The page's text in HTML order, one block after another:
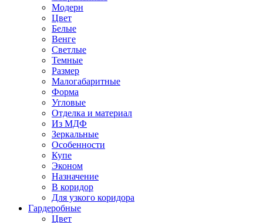
Модерн
Цвет
Белые
Венге
Светлые
Темные
Размер
Малогабаритные
Форма
Угловые
Отделка и материал
Из МДФ
Зеркальные
Особенности
Купе
Эконом
Назначение
В коридор
Для узкого коридора
Гардеробные
Цвет